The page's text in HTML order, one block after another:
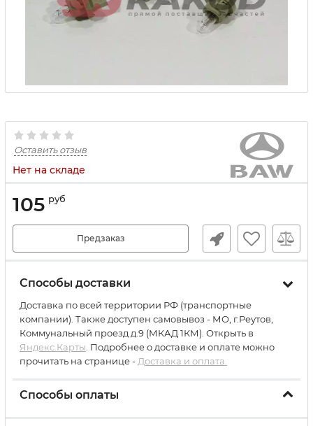
Оставить отзыв
Нет на складе
105 руб
Предзаказ
Способы доставки
Доставка по всей территории РФ (транспортные
компании). Также доступен самовывоз - МО, г.Реутов,
Коммунальный проезд д.9 (МКАД 1КМ). Открыть в
Яндекс.Карты . Подробнее о доставке и оплате можно
прочитать на странице - Доставка и оплата.
Способы оплаты